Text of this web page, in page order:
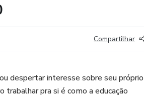
Compartilhar
despertar interesse sobre seu próprio
trabalhar pra si é como a educação